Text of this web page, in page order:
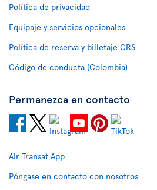
Política de privacidad
Equipaje y servicios opcionales
Política de reserva y billetaje CRS
Código de conducta (Colombia)
Permanezca en contacto
Air Transat App
Póngase en contacto con nosotros